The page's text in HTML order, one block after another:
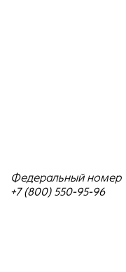
Федеральный номер
+7 (800) 550-95-96